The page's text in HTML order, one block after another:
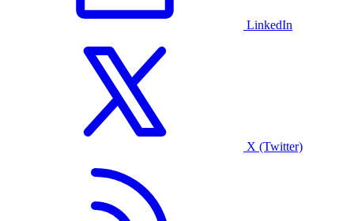
LinkedIn
X (Twitter)